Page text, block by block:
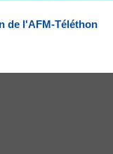
de l'AFM-Téléthon